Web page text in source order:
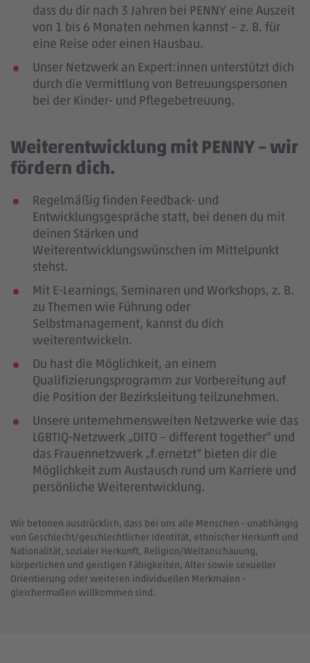
dass du dir nach 3 Jahren bei PENNY eine Auszeit
von 1 bis 6 Monaten nehmen kannst – z. B. für
eine Reise oder einen Hausbau.
Unser Netzwerk an Expert:innen unterstützt dich
durch die Vermittlung von Betreuungspersonen
bei der Kinder- und Pflegebetreuung.
Weiterentwicklung mit PENNY – wir
fördern dich.
Regelmäßig finden Feedback- und
Entwicklungsgespräche statt, bei denen du mit
deinen Stärken und
Weiterentwicklungswünschen im Mittelpunkt
stehst.
Mit E-Learnings, Seminaren und Workshops, z. B.
zu Themen wie Führung oder
Selbstmanagement, kannst du dich
weiterentwickeln.
Du hast die Möglichkeit, an einem
Qualifizierungsprogramm zur Vorbereitung auf
die Position der Bezirksleitung teilzunehmen.
Unsere unternehmensweiten Netzwerke wie das
LGBTIQ-Netzwerk „DITO – different together“ und
das Frauennetzwerk „f.ernetzt“ bieten dir die
Möglichkeit zum Austausch rund um Karriere und
persönliche Weiterentwicklung.
Wir betonen ausdrücklich, dass bei uns alle Menschen - unabhängig
von Geschlecht/geschlechtlicher Identität, ethnischer Herkunft und
Nationalität, sozialer Herkunft, Religion/Weltanschauung,
körperlichen und geistigen Fähigkeiten, Alter sowie sexueller
Orientierung oder weiteren individuellen Merkmalen -
gleichermaßen willkommen sind.